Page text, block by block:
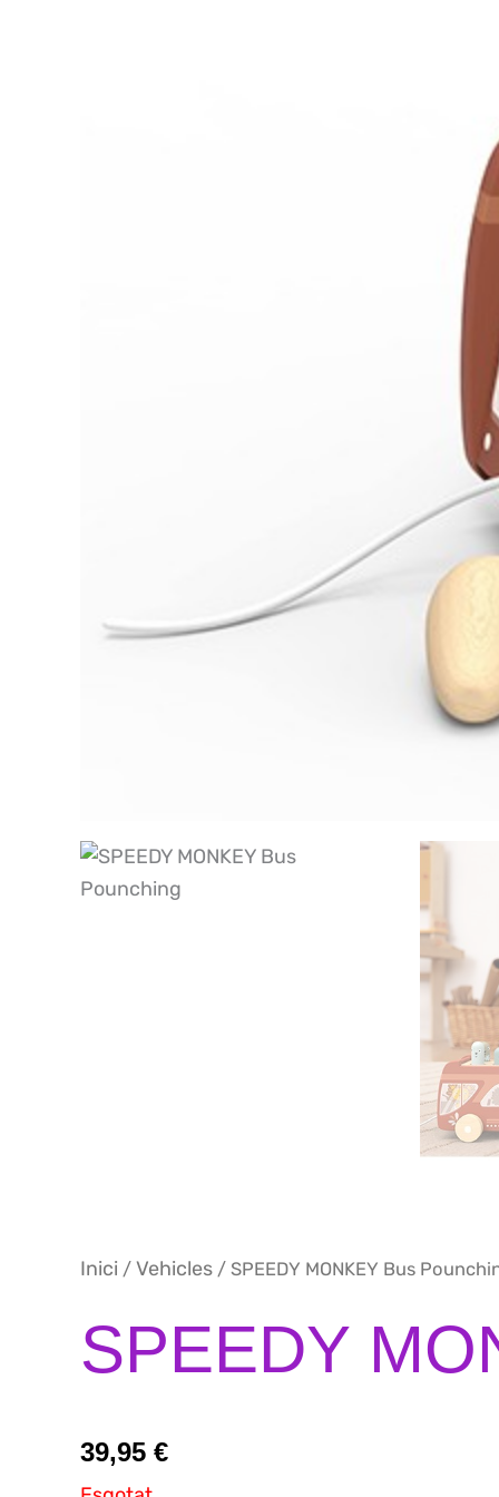
Inici / Vehicles / SPEEDY MONKEY Bus
SPEEDY
39,95 €